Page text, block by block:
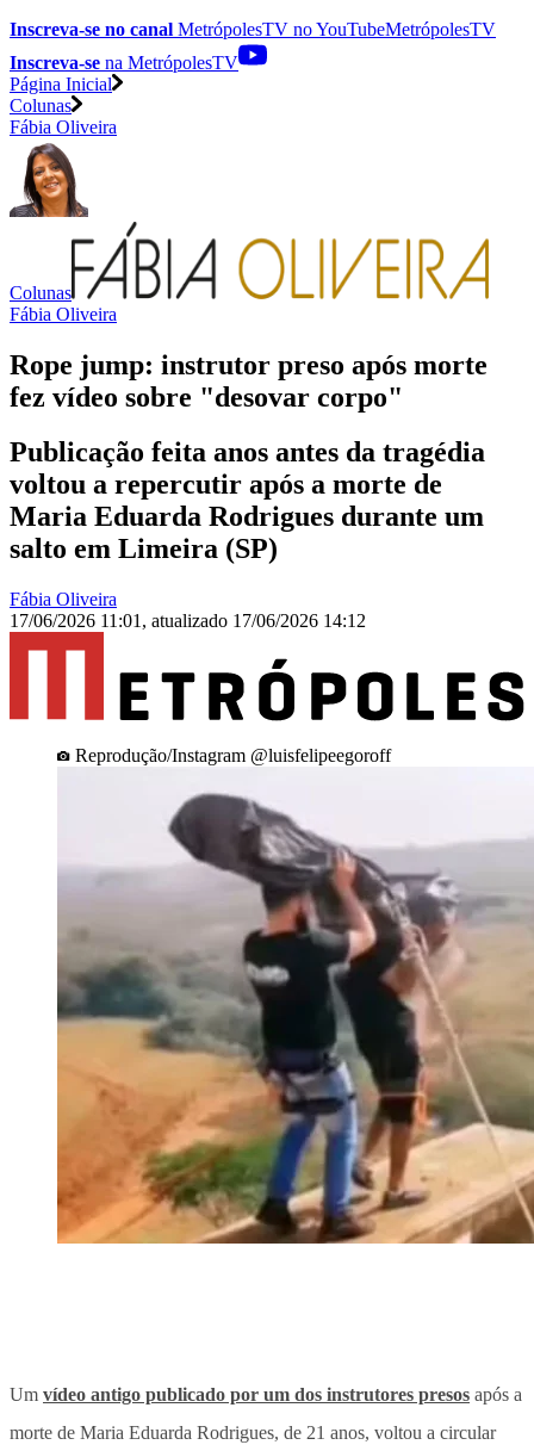
Inscreva-se no canal MetrópolesTV noYouTubeMetrópolesTV
Inscreva-se na MetrópolesTV
Página Inicial
Colunas
Fábia Oliveira
Colunas
Fábia Oliveira
Rope jump: instrutor preso após morte
fez vídeo sobre "desovar corpo"
Publicação feita anos antes da tragédia
voltou a repercutir após a morte de
Maria Eduarda Rodrigues durante um
salto em Limeira (SP)
Fábia Oliveira
17/06/2026 11:01 , atualizado 17/06/2026 14:12
Reprodução/Instagram @luisfelipeegoroff
Um vídeo antigo publicado por um dos instrutores presos após a
morte de Maria Eduarda Rodrigues, de 21 anos, voltou a circular